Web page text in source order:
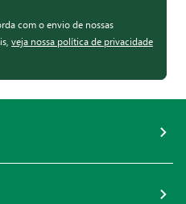
com o envio de nossas
veja nossa política de privacidade